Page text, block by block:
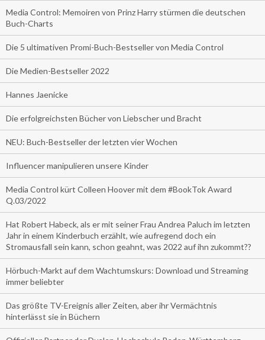
Media Control: Memoiren von Prinz Harry stürmen die deutschen
Buch-Charts
Die 5 ultimativen Promi-Buch-Bestseller von Media Control
Die Medien-Bestseller 2022
Hannes Jaenicke
Die erfolgreichsten Bücher von Liebscher und Bracht
NEU: Buch-Bestseller der letzten vier Wochen
Influencer manipulieren unsere Kinder
Media Control kürt Colleen Hoover mit dem #BookTok Award
Q.03/2022
Hat Robert Habeck, als er mit seiner Frau Andrea Paluch im letzten
Jahr in einem Kinderbuch erzählt, wie aufregend doch ein
Stromausfall sein kann, schon geahnt, was 2022 auf ihn zukommt??
Hörbuch-Markt auf dem Wachtumskurs: Download und Streaming
immer beliebter
Das größte TV-Ereignis aller Zeiten, aber ihr Vermächtnis
hinterlässt sie in Büchern